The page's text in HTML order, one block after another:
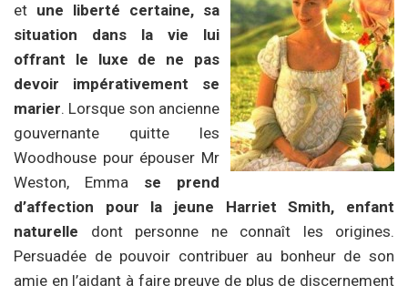
et une liberté certaine, sa
situation dans la vie lui
offrant le luxe de ne pas
devoir impérativement se
marier. Lorsque son ancienne
gouvernante quitte les
Woodhouse pour épouser Mr
Weston, Emma se prend
d’affection pour la jeune Harriet Smith, enfant
naturelle dont personne ne connaît les origines.
Persuadée de pouvoir contribuer au bonheur de son
amie en l’aidant à faire preuve de plus de discernement